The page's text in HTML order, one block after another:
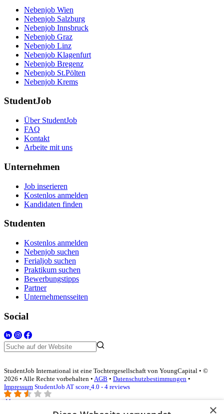
Nebenjob Wien
Nebenjob Salzburg
Nebenjob Innsbruck
Nebenjob Graz
Nebenjob Linz
Nebenjob Klagenfurt
Nebenjob Bregenz
Nebenjob St.Pölten
Nebenjob Krems
StudentJob
Über StudentJob
FAQ
Kontakt
Arbeite mit uns
Unternehmen
Job inserieren
Kostenlos anmelden
Kandidaten finden
Studenten
Kostenlos anmelden
Nebenjob suchen
Ferialjob suchen
Praktikum suchen
Bewerbungstipps
Partner
Unternehmensseiten
Social
StudentJob International ist eine Tochtergesellschaft von YoungCapital • ©
2026 • Alle Rechte vorbehalten • AGB • Datenschutzbestimmungen •
Impressum StudentJob AT score 4.0 - 4 reviews
×